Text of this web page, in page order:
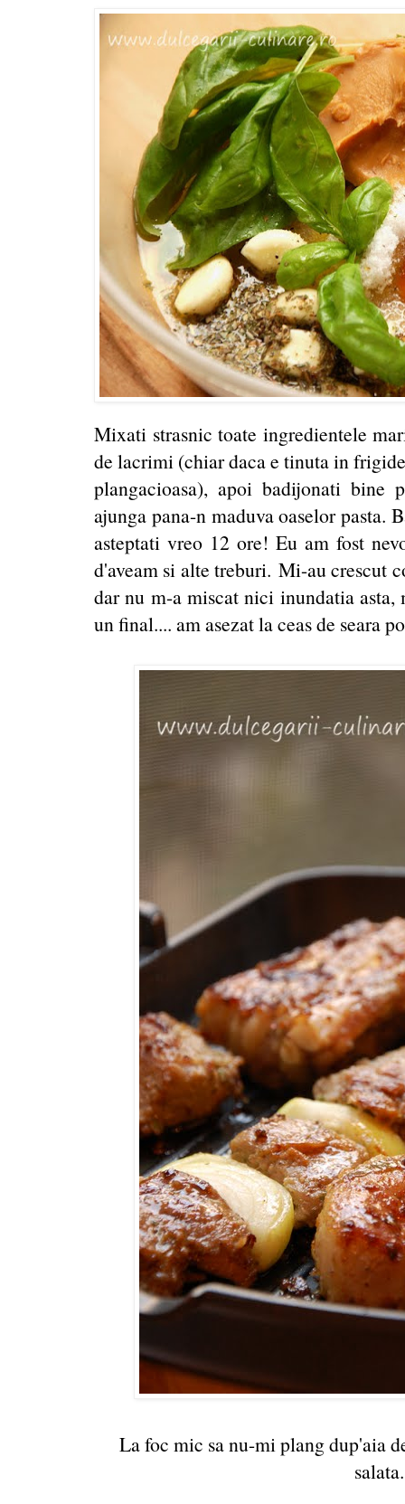
Mixati strasnic toate ingredientele
de lacrimi (chiar daca e tinuta in
plangacioasa), apoi badijonati bine
ajunga pana-n maduva oaselor pasta.
asteptati vreo 12 ore! Eu am fost
d'aveam si alte treburi. Mi-au crescut
dar nu m-a miscat nici inundatia
un final.... am asezat la ceas de seara
La foc mic sa nu-mi plang dup'aia
salata.